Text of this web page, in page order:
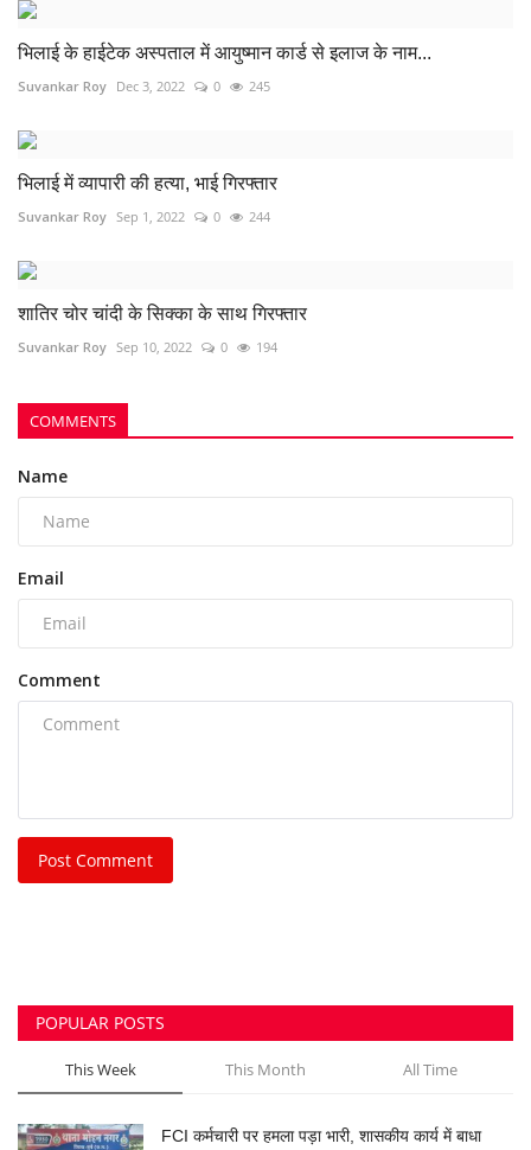
भिलाई के हाईटेक अस्पताल में आयुष्मान कार्ड से इलाज के नाम...
Suvankar Roy Dec 3, 2022 0 245
भिलाई में व्यापारी की हत्या, भाई गिरफ्तार
Suvankar Roy Sep 1, 2022 0 244
शातिर चोर चांदी के सिक्का के साथ गिरफ्तार
Suvankar Roy Sep 10, 2022 0 194
COMMENTS
Name
Email
Comment
Post Comment
POPULAR POSTS
This Week This Month All Time
FCI कर्मचारी पर हमला पड़ा भारी, शासकीय कार्य में बाधा